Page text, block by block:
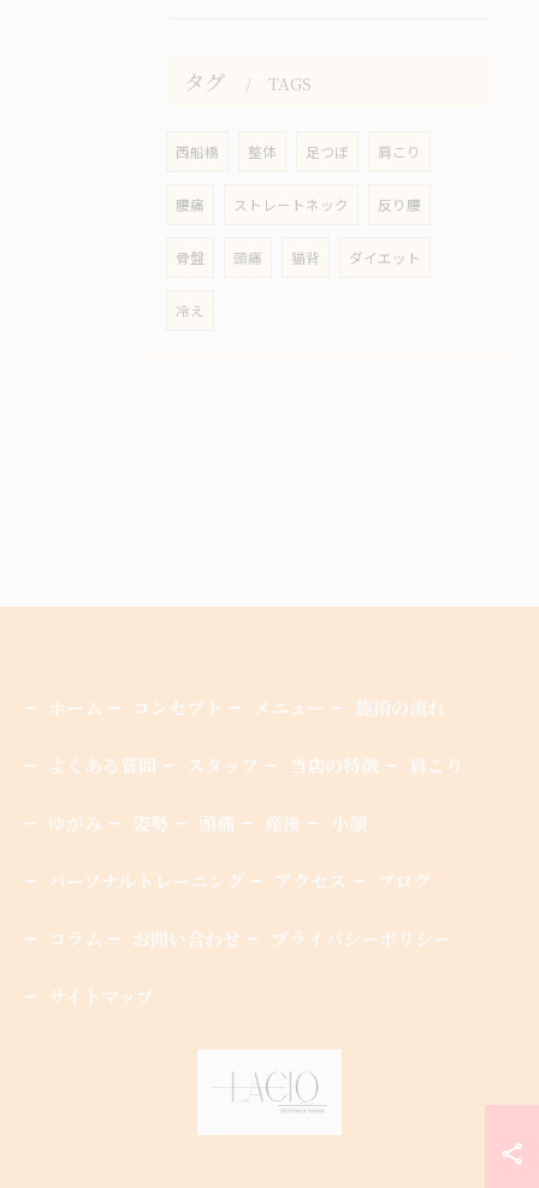
タグ TAGS
西船橋 整体 足つぼ 肩こり
腰痛 ストレートネック 反り腰
骨盤 頭痛 猫背 ダイエット
冷え
ホーム コンセプト メニュー 施術の流れ
よくある質問 スタッフ 当店の特徴 肩こり
ゆがみ 姿勢 頭痛 産後 小顔
パーソナルトレーニング アクセス ブログ
コラム お問い合わせ プライバシーポリシー
サイトマップ